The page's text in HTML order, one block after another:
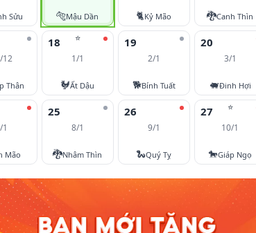
Sửu 🐅Mậu Dần 🐈Kỷ Mão 🐉Canh Thìn
12
Thân
⭐
18
1/1
🐓Ất Dậu
19
2/1
🐕Bính Tuất
20
3/1
🐖Đinh Hợi
1
Mão
25
8/1
🐉Nhâm Thìn
26
9/1
🐍Quý Tỵ
⭐
27
10/1
🐎Giáp Ngọ